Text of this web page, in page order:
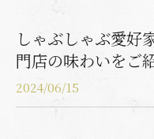
しゃぶしゃぶ愛好
門店の味わいをご
2024/06/15